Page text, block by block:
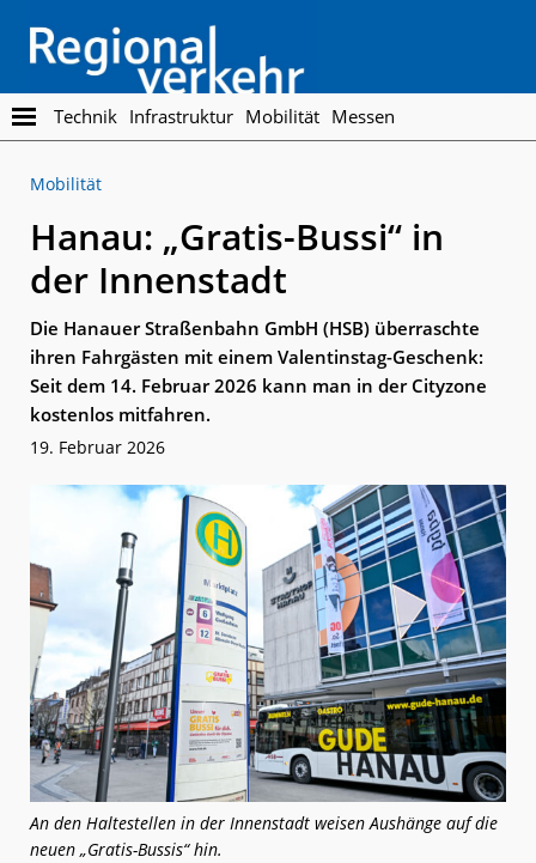
main
content
footer
Regionalverkehr
Die
Fachzeitschrift
den
Personennahverkehr
Technik Infrastruktur Mobilität Messen
Mobilität
Hanau: „Gratis-Bussi“ in
der Innenstadt
Die Hanauer Straßenbahn GmbH (HSB) überraschte
ihren Fahrgästen mit einem Valentinstag-Geschenk:
Seit dem 14. Februar 2026 kann man in der Cityzone
kostenlos mitfahren.
19. Februar 2026
An den Haltestellen in der Innenstadt weisen Aushänge auf die
neuen „Gratis-Bussis“ hin.